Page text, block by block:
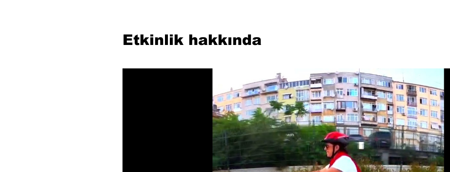
Etkinlik hakkında